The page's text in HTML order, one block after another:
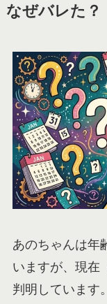
なぜバレた？
あのちゃんは年
いますが、現在
判明しています